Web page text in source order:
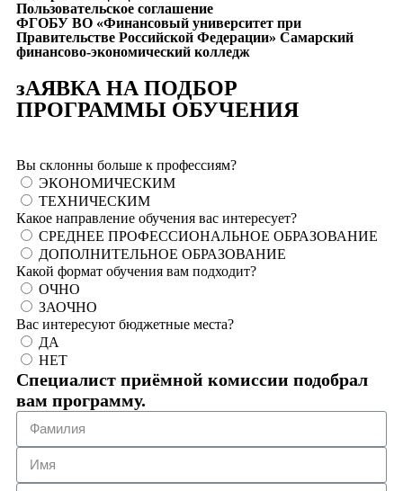
Пользовательское соглашение
ФГОБУ ВО «Финансовый университет при
Правительстве Российской Федерации» Самарский
финансово-экономический колледж
зАЯВКА НА ПОДБОР
ПРОГРАММЫ ОБУЧЕНИЯ
Вы склонны больше к профессиям?
ЭКОНОМИЧЕСКИМ
ТЕХНИЧЕСКИМ
Какое направление обучения вас интересует?
СРЕДНЕЕ ПРОФЕССИОНАЛЬНОЕ ОБРАЗОВАНИЕ
ДОПОЛНИТЕЛЬНОЕ ОБРАЗОВАНИЕ
Какой формат обучения вам подходит?
ОЧНО
ЗАОЧНО
Вас интересуют бюджетные места?
ДА
НЕТ
Специалист приёмной комиссии подобрал
вам программу.